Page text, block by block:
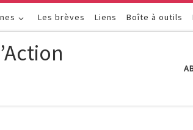
Les brèves Liens Boîte à outils